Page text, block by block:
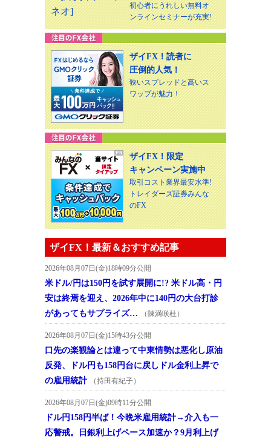
初心者にうれしい無料オ
ンラインセミナーが充実!
ザイFX！読者に
圧倒的人気！
狭いスプレッドと高いス
ワップが魅力！
ザイFX！限定
キャンペーン実施中
取引コスト業界最安水準!
トレイダーズ証券みんな
のFX
ザイFX！最新＆おすすめ記事
2026年08月07日(金)18時09分公開
米ドル/円は150円を試す展開に!? 米ドル高・円
安は終焉を迎え、2026年中に140円の大台打診
があってもサプライズ…
（陳満咲杜）
2026年08月07日(金)15時43分公開
口先の楽観論とは違って中東情勢は悪化し原油
反発、ドル円も158円台に戻しドル金利上昇で
の雇用統計
（持田有紀子）
2026年08月07日(金)09時11分公開
ドル円158円半ば！今晩米雇用統計→介入も一
応警戒。日銀利上げペース加速か？9月利上げ